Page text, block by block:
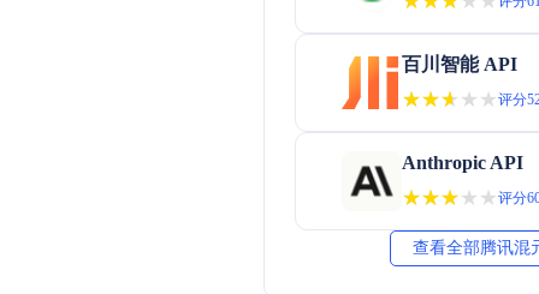
百川智能 API
★★★★★
★★★★★评分
Anthropic API
★★★★★
★★★★★评分
查看全部腾讯混